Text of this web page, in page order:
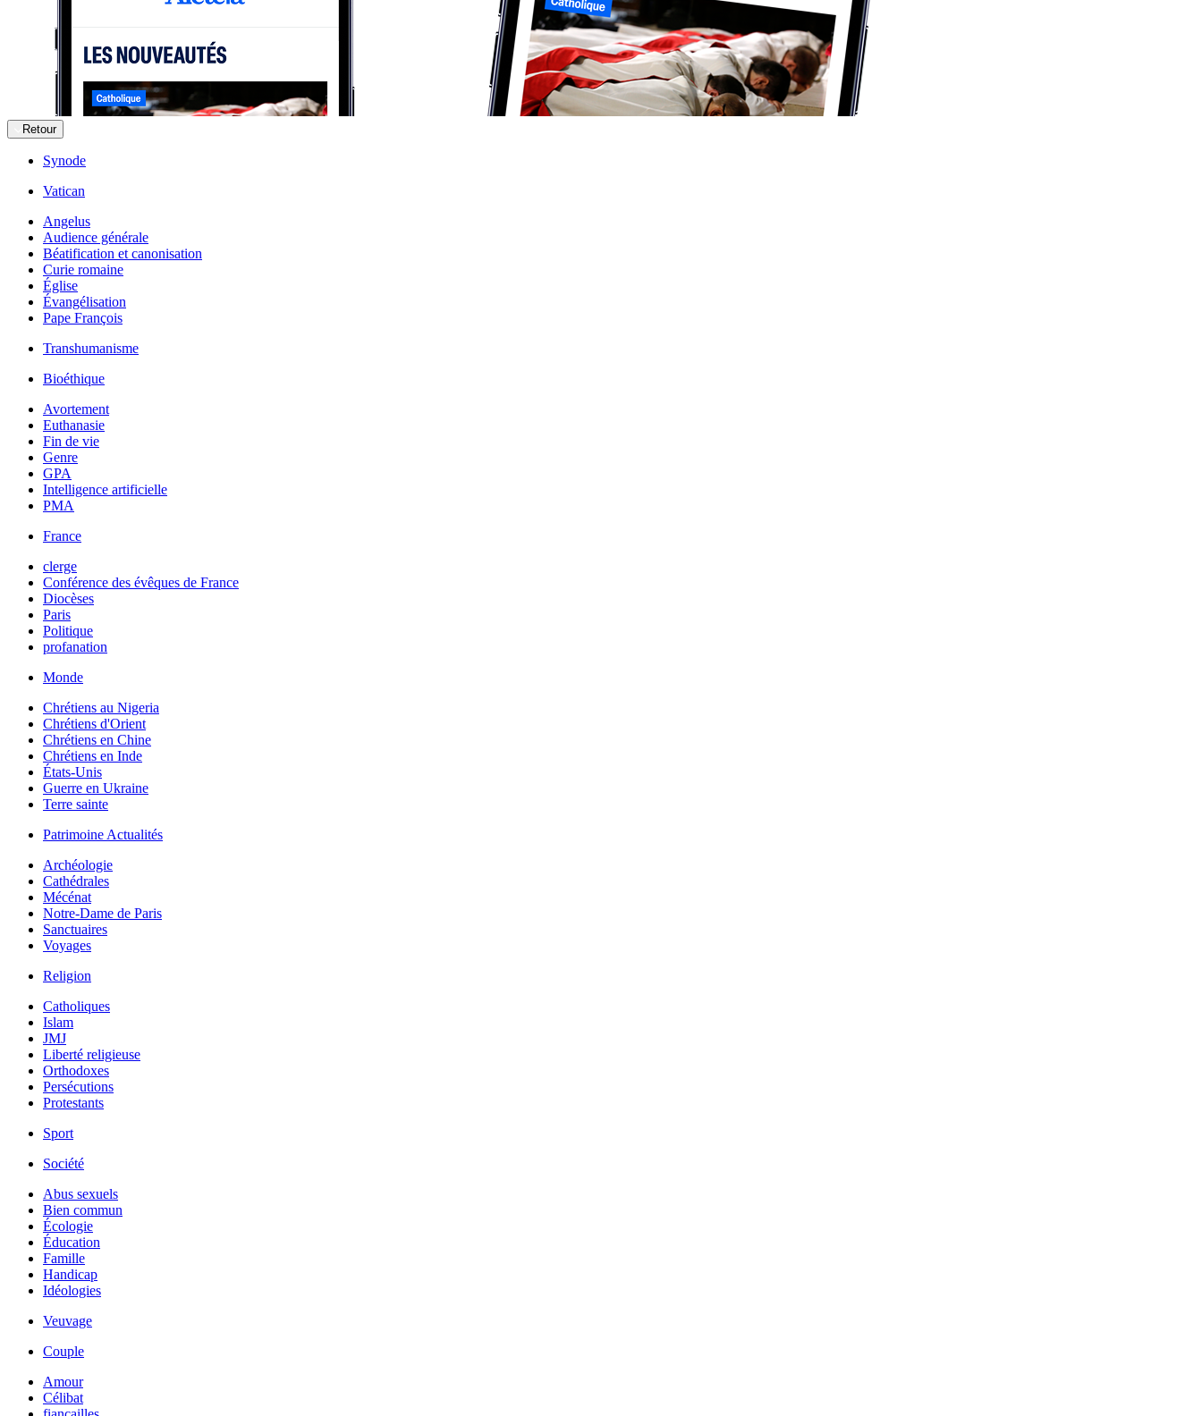
Retour
Synode
Vatican
Angelus
Audience générale
Béatification et canonisation
Curie romaine
Église
Évangélisation
Pape François
Transhumanisme
Bioéthique
Avortement
Euthanasie
Fin de vie
Genre
GPA
Intelligence artificielle
PMA
France
clerge
Conférence des évêques de France
Diocèses
Paris
Politique
profanation
Monde
Chrétiens au Nigeria
Chrétiens d'Orient
Chrétiens en Chine
Chrétiens en Inde
États-Unis
Guerre en Ukraine
Terre sainte
Patrimoine Actualités
Archéologie
Cathédrales
Mécénat
Notre-Dame de Paris
Sanctuaires
Voyages
Religion
Catholiques
Islam
JMJ
Liberté religieuse
Orthodoxes
Persécutions
Protestants
Sport
Société
Abus sexuels
Bien commun
Écologie
Éducation
Famille
Handicap
Idéologies
Veuvage
Couple
Amour
Célibat